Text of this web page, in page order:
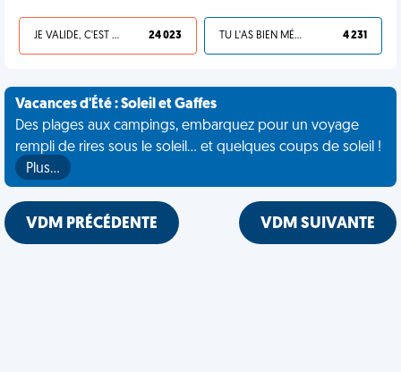
JE VALIDE, C'EST UNE VDM 24 023 TU L'AS BIEN MÉRITÉ 4 231
Vacances d'Été : Soleil et Gaffes
Des plages aux campings, embarquez pour un voyage
rempli de rires sous le soleil... et quelques coups de soleil !
Plus…
VDM PRÉCÉDENTE VDM SUIVANTE